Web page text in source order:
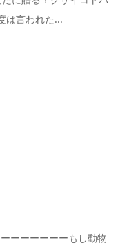
は言われた...
ーーーーーーもし動物